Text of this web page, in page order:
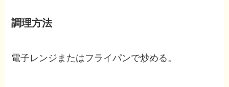
調理方法
電子レンジまたはフライパンで炒める。